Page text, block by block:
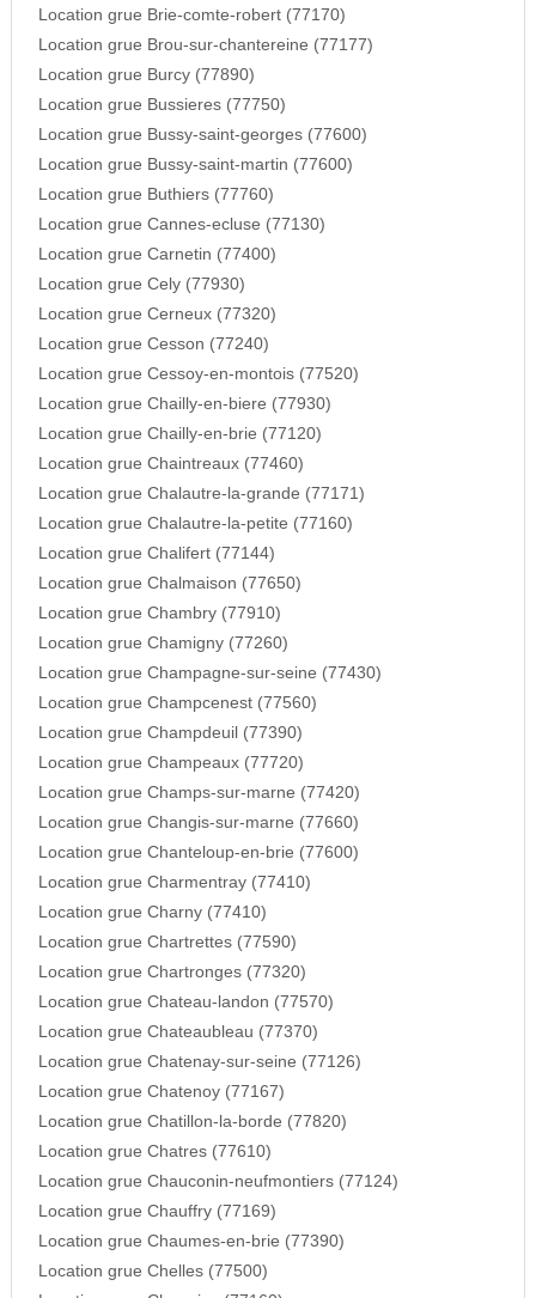
Location grue Brie-comte-robert (77170)
Location grue Brou-sur-chantereine (77177)
Location grue Burcy (77890)
Location grue Bussieres (77750)
Location grue Bussy-saint-georges (77600)
Location grue Bussy-saint-martin (77600)
Location grue Buthiers (77760)
Location grue Cannes-ecluse (77130)
Location grue Carnetin (77400)
Location grue Cely (77930)
Location grue Cerneux (77320)
Location grue Cesson (77240)
Location grue Cessoy-en-montois (77520)
Location grue Chailly-en-biere (77930)
Location grue Chailly-en-brie (77120)
Location grue Chaintreaux (77460)
Location grue Chalautre-la-grande (77171)
Location grue Chalautre-la-petite (77160)
Location grue Chalifert (77144)
Location grue Chalmaison (77650)
Location grue Chambry (77910)
Location grue Chamigny (77260)
Location grue Champagne-sur-seine (77430)
Location grue Champcenest (77560)
Location grue Champdeuil (77390)
Location grue Champeaux (77720)
Location grue Champs-sur-marne (77420)
Location grue Changis-sur-marne (77660)
Location grue Chanteloup-en-brie (77600)
Location grue Charmentray (77410)
Location grue Charny (77410)
Location grue Chartrettes (77590)
Location grue Chartronges (77320)
Location grue Chateau-landon (77570)
Location grue Chateaubleau (77370)
Location grue Chatenay-sur-seine (77126)
Location grue Chatenoy (77167)
Location grue Chatillon-la-borde (77820)
Location grue Chatres (77610)
Location grue Chauconin-neufmontiers (77124)
Location grue Chauffry (77169)
Location grue Chaumes-en-brie (77390)
Location grue Chelles (77500)